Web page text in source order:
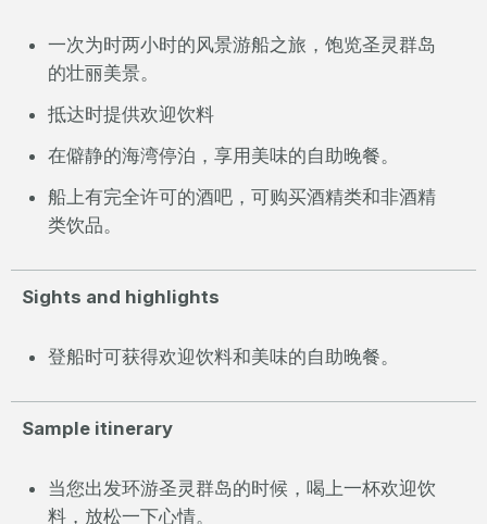
一次为时两小时的风景游船之旅，饱览圣灵群岛
的壮丽美景。
抵达时提供欢迎饮料
在僻静的海湾停泊，享用美味的自助晚餐。
船上有完全许可的酒吧，可购买酒精类和非酒精
类饮品。
Sights and highlights
登船时可获得欢迎饮料和美味的自助晚餐。
Sample itinerary
当您出发环游圣灵群岛的时候，喝上一杯欢迎饮
料，放松一下心情。